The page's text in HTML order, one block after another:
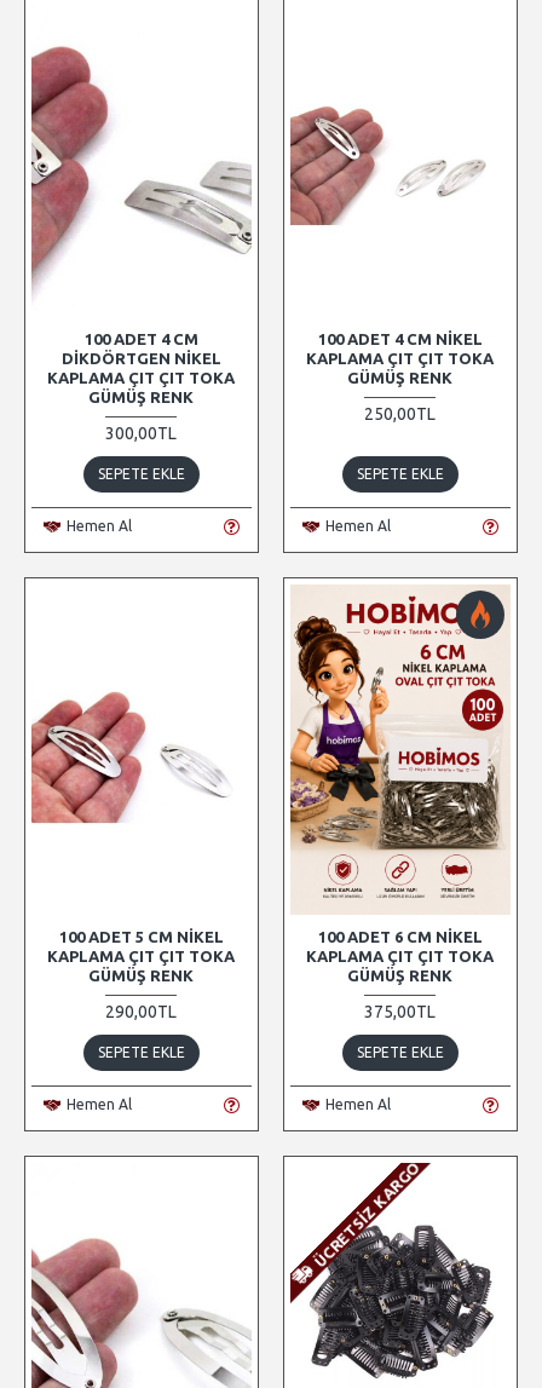
100 ADET 4 CM
DIKDÖRTGEN NIKEL
KAPLAMA ÇIT ÇIT TOKA
GÜMÜŞ RENK
300,00TL
SEPETE EKLE
Hemen Al
100 ADET 4 CM NIKEL
KAPLAMA ÇIT ÇIT TOKA
GÜMÜŞ RENK
250,00TL
SEPETE EKLE
Hemen Al
100 ADET 5 CM NIKEL
KAPLAMA ÇIT ÇIT TOKA
GÜMÜŞ RENK
290,00TL
SEPETE EKLE
Hemen Al
100 ADET 6 CM NIKEL
KAPLAMA ÇIT ÇIT TOKA
GÜMÜŞ RENK
375,00TL
SEPETE EKLE
Hemen Al
ÜCRETSIZ KARGO